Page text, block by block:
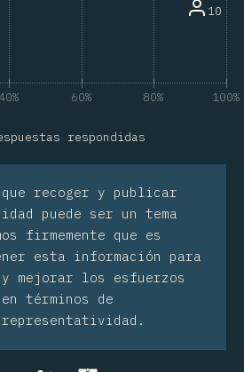
10
60% 80% 100%
respondidas
que recoger y publicar
puede ser un tema
firmemente que es
esta información para
mejorar los esfuerzos
términos de